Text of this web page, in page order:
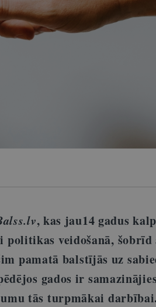
, kas jau14 gadus
veidošanā, šobrīd
pamatā balstījās uz
gados ir
tās turpmākai darbībai.